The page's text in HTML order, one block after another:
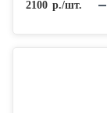
2100 р./шт.